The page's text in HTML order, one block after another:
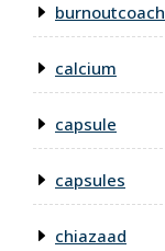
burnoutcoach
calcium
capsule
capsules
chiazaad